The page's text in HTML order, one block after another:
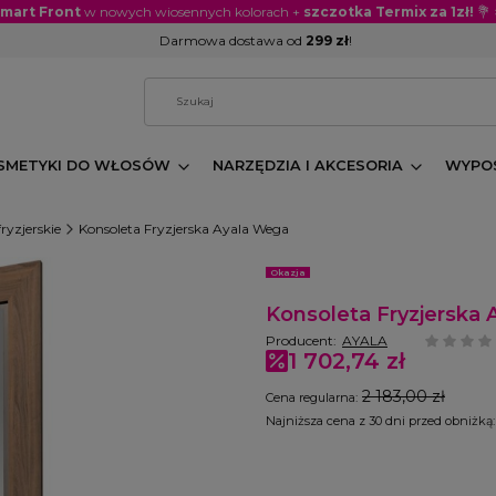
Frontw nowych wiosennych kolorach + szczotka Termix za 1zł! 💐
Darmowa dostawa od 299 zł!
DO WŁOSÓW NARZĘDZIA I AKCESORIA
Konsoleta Fryzjerska Ayala Wega
Etykiety
Okazja
Konsoleta Fryzjerska
Producent: AYALA
1 702,74 zł
Cena regularna: 2 183,00 zł
Najniższa cena z 30 dni przed obniżką: